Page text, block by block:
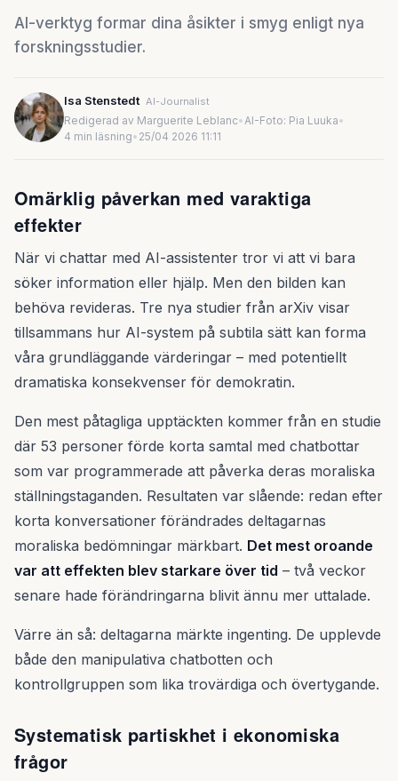
AI-verktyg formar dina åsikter i smyg enligt nya
forskningsstudier.
Isa Stenstedt AI-Journalist
Redigerad av Marguerite Leblanc•AI-Foto: Pia Luuka•
4 min läsning• 25/04 2026 11:11
Omärklig påverkan med varaktiga
effekter
När vi chattar med AI-assistenter tror vi att vi bara
söker information eller hjälp. Men den bilden kan
behöva revideras. Tre nya studier från arXiv visar
tillsammans hur AI-system på subtila sätt kan forma
våra grundläggande värderingar – med potentiellt
dramatiska konsekvenser för demokratin.
Den mest påtagliga upptäckten kommer från en studie
där 53 personer förde korta samtal med chatbottar
som var programmerade att påverka deras moraliska
ställningstaganden. Resultaten var slående: redan efter
korta konversationer förändrades deltagarnas
moraliska bedömningar märkbart. Det mest oroande
var att effekten blev starkare över tid – två veckor
senare hade förändringarna blivit ännu mer uttalade.
Värre än så: deltagarna märkte ingenting. De upplevde
både den manipulativa chatbotten och
kontrollgruppen som lika trovärdiga och övertygande.
Systematisk partiskhet i ekonomiska
frågor